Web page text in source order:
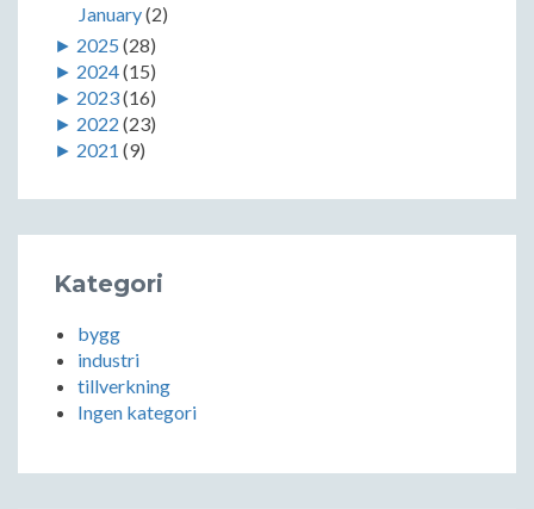
January(2)
► 2025 (28)
► 2024(15)
► 2023(16)
► 2022 (23)
► 2021 (9)
Kategori
bygg
industri
tillverkning
Ingen kategori